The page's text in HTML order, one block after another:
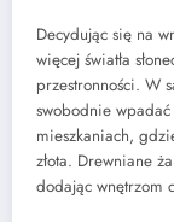
Decydując się na
więcej światła
przestronności. W
swobodnie wpadać
mieszkaniach,
złota. Drewniane
dodając wnętrzom